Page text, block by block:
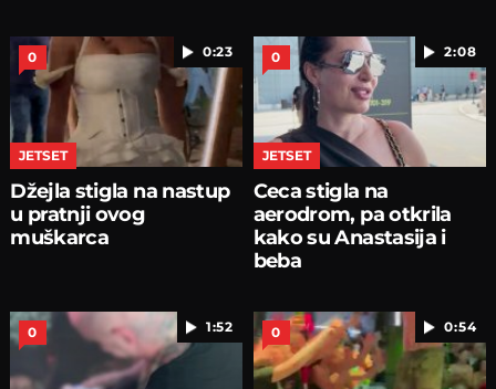
0:23
0
JETSET
Džejla stigla na nastup
u pratnji ovog
muškarca
2:08
0
JETSET
Ceca stigla na
aerodrom, pa otkrila
kako su Anastasija i
beba
1:52
0 0:54
0